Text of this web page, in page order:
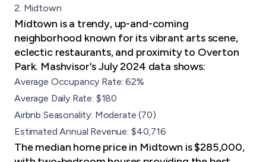
2. Midtown
Midtown is a trendy, up-and-coming
neighborhood known for its vibrant arts scene,
eclectic restaurants, and proximity to Overton
Park. Mashvisor's July 2024 data shows:
Average Occupancy Rate: 62%
Average Daily Rate: $180
Airbnb Seasonality: Moderate (70)
Estimated Annual Revenue: $40,716
The median home price in Midtown is $285,000,